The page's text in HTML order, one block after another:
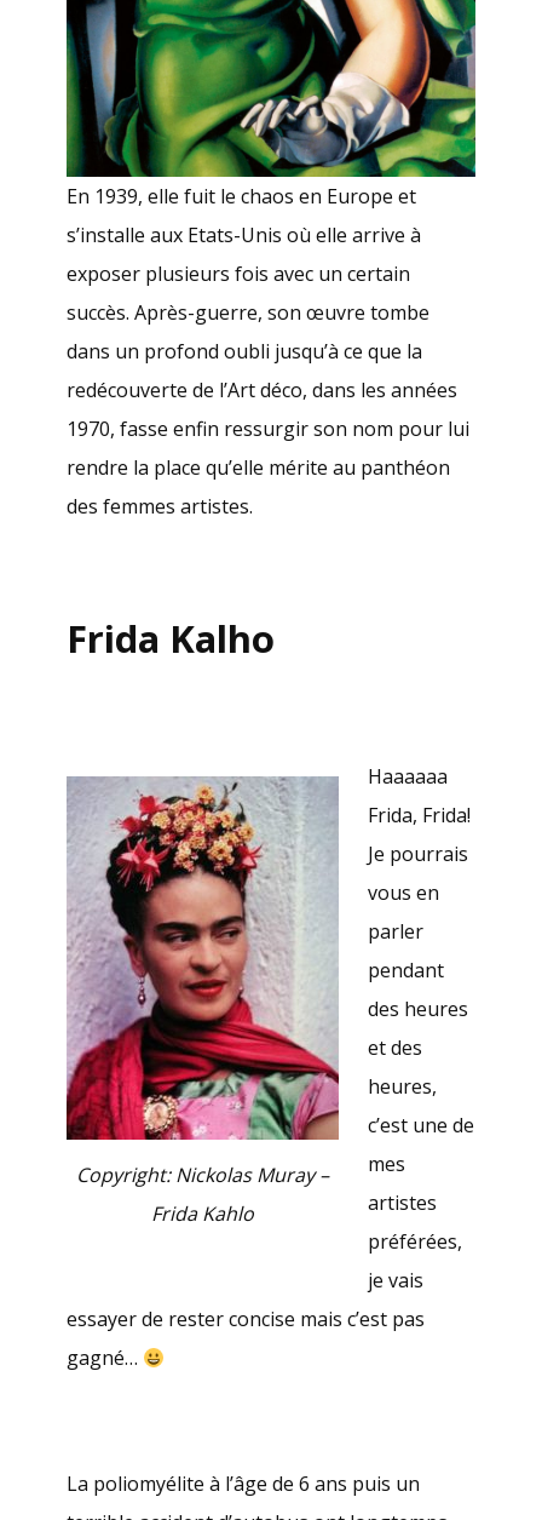
En 1939, elle fuit le chaos en Europe et
s’installe aux Etats-Unis où elle arrive à
exposer plusieurs fois avec un certain
succès. Après-guerre, son œuvre tombe
dans un profond oubli jusqu’à ce que la
redécouverte de l’Art déco, dans les années
1970, fasse enfin ressurgir son nom pour lui
rendre la place qu’elle mérite au panthéon
des femmes artistes.
Frida Kalho
Copyright: Nickolas Muray –
Frida Kahlo
Haaaaaa
Frida, Frida!
Je pourrais
vous en
parler
pendant
des heures
et des
heures,
c’est une de
mes
artistes
préférées,
je vais
essayer de rester concise mais c’est pas
gagné…
La poliomyélite à l’âge de 6 ans puis un